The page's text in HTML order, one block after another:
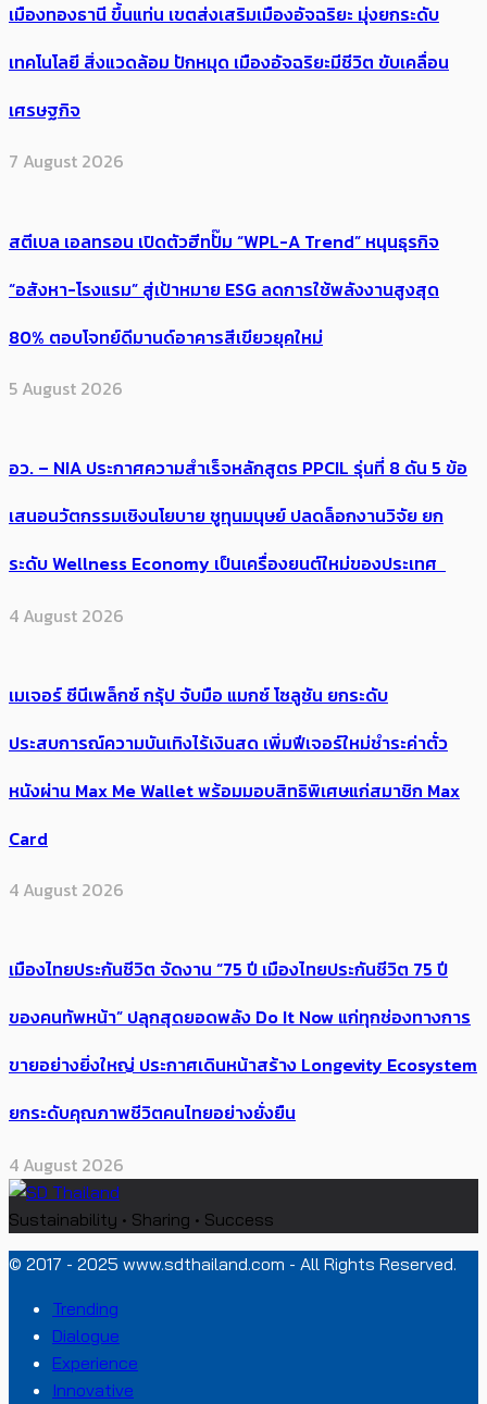
เมืองทองธานี ขึ้นแท่น เขตส่งเสริมเมืองอัจฉริยะ มุ่งยกระดับ
เทคโนโลยี สิ่งแวดล้อม ปักหมุด เมืองอัจฉริยะมีชีวิต ขับเคลื่อน
เศรษฐกิจ
7 August 2026
สตีเบล เอลทรอน เปิดตัวฮีทปั๊ม “WPL-A Trend” หนุนธุรกิจ
“อสังหา-โรงแรม” สู่เป้าหมาย ESG ลดการใช้พลังงานสูงสุด
80% ตอบโจทย์ดีมานด์อาคารสีเขียวยุคใหม่
5 August 2026
อว. – NIA ประกาศความสำเร็จหลักสูตร PPCIL รุ่นที่ 8 ดัน 5 ข้อ
เสนอนวัตกรรมเชิงนโยบาย ชูทุนมนุษย์ ปลดล็อกงานวิจัย ยก
ระดับ Wellness Economy เป็นเครื่องยนต์ใหม่ของประเทศ
4 August 2026
เมเจอร์ ซีนีเพล็กซ์ กรุ้ป จับมือ แมกซ์ โซลูชัน ยกระดับ
ประสบการณ์ความบันเทิงไร้เงินสด เพิ่มฟีเจอร์ใหม่ชำระค่าตั๋ว
หนังผ่าน Max Me Wallet พร้อมมอบสิทธิพิเศษแก่สมาชิก Max
Card
4 August 2026
เมืองไทยประกันชีวิต จัดงาน “75 ปี เมืองไทยประกันชีวิต 75 ปี
ของคนทัพหน้า” ปลุกสุดยอดพลัง Do It Now แก่ทุกช่องทางการ
ขายอย่างยิ่งใหญ่ ประกาศเดินหน้าสร้าง Longevity Ecosystem
ยกระดับคุณภาพชีวิตคนไทยอย่างยั่งยืน
4 August 2026
Sustainability • Sharing • Success
© 2017 - 2025 www.sdthailand.com - All Rights Reserved.
Trending
Dialogue
Experience
Innovative